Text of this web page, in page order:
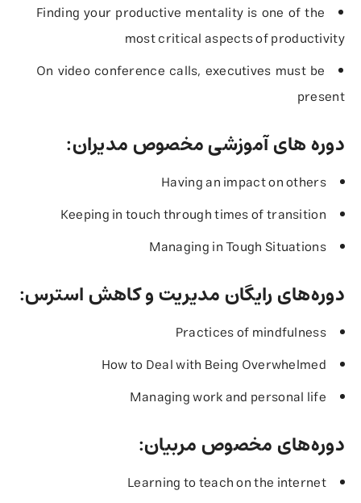
Finding your productive mentality is one of the
most critical aspects of productivity
On video conference calls, executives must be
present
دوره های آموزشی مخصوص مدیران:
Having an impact on others
Keeping in touch through times of transition
Managing in Tough Situations
دوره‌های رایگان مدیریت و کاهش استرس:
Practices of mindfulness
How to Deal with Being Overwhelmed
Managing work and personal life
دوره‌های مخصوص مربیان:
Learning to teach on the internet